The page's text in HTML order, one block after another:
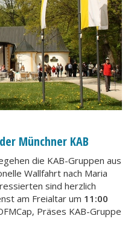
Münchner KAB
die KAB-Gruppen aus
Wallfahrt nach Maria
sind herzlich
am Freialtar um 11:00
Präses KAB-Gruppe